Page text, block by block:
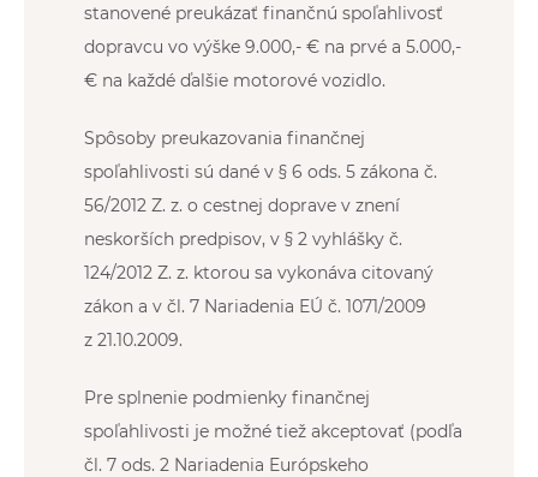
stanovené preukázať finančnú spoľahlivosť
dopravcu vo výške 9.000,- € na prvé a 5.000,-
€ na každé ďalšie motorové vozidlo.
Spôsoby preukazovania finančnej
spoľahlivosti sú dané v § 6 ods. 5 zákona č.
56/2012 Z. z. o cestnej doprave v znení
neskorších predpisov, v § 2 vyhlášky č.
124/2012 Z. z. ktorou sa vykonáva citovaný
zákon a v čl. 7 Nariadenia EÚ č. 1071/2009
z 21.10.2009.
Pre splnenie podmienky finančnej
spoľahlivosti je možné tiež akceptovať (podľa
čl. 7 ods. 2 Nariadenia Európskeho